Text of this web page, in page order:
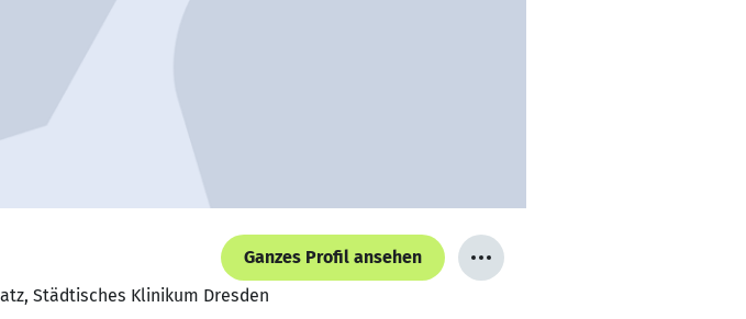
Ganzes Profil ansehen
Städtisches Klinikum Dresden